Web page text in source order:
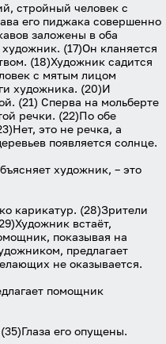
стройный человек с
его пиджака совершенно
заложены в оба
(17)Он кланяется
(18)Художник садится
с мятым лицом
художника. (20)И
(21) Сперва на мольберте
речки. (22)По обе
это не речка, а
появляется солнце.
художник, – это
карикатур. (28)Зрители
встаёт,
показывая на
предлагает
не оказывается.
помощник
его опущены.